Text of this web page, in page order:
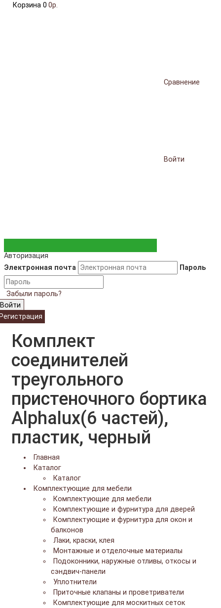
Корзина 0 0р.
Сравнение
Войти
Авторизация
Электронная почта
Пароль
Забыли пароль?
Войти
Комплект
соединителей
треугольного
пристеночного бортика
Alphalux(6 частей),
пластик, черный
Главная
Каталог
Каталог
Комплектующие для мебели
Комплектующие для мебели
Комплектующие и фурнитура для дверей
Комплектующие и фурнитура для окон и
балконов
Лаки, краски, клея
Монтажные и отделочные материалы
Подоконники, наружные отливы, откосы и
сэндвич-панели
Уплотнители
Приточные клапаны и проветриватели
Комплектующие для москитных сеток